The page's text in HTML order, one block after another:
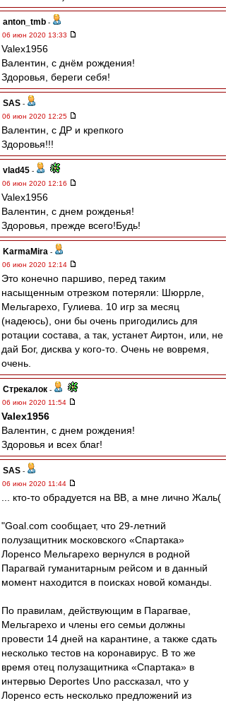
anton_tmb -
06 июн 2020 13:33
Valex1956
Валентин, с днём рождения!
Здоровья, береги себя!
SAS -
06 июн 2020 12:25
Валентин, с ДР и крепкого
Здоровья!!!
vlad45 -
06 июн 2020 12:16
Valex1956
Валентин, с днем рожденья!
Здоровья, прежде всего!Будь!
KarmaMira -
06 июн 2020 12:14
Это конечно паршиво, перед таким
насыщенным отрезком потеряли: Шюррле,
Мельгарехо, Гулиева. 10 игр за месяц
(надеюсь), они бы очень пригодились для
ротации состава, а так, устанет Аиртон, или, не
дай Бог, дисква у кого-то. Очень не вовремя,
очень.
Стрекалок -
06 июн 2020 11:54
Valex1956
Валентин, с днем рождения!
Здоровья и всех благ!
SAS -
06 июн 2020 11:44
... кто-то обрадуется на ВВ, а мне лично Жаль(
"Goal.com сообщает, что 29-летний
полузащитник московского «Спартака»
Лоренсо Мельгарехо вернулся в родной
Парагвай гуманитарным рейсом и в данный
момент находится в поисках новой команды.
По правилам, действующим в Парагвае,
Мельгарехо и члены его семьи должны
провести 14 дней на карантине, а также сдать
несколько тестов на коронавирус. В то же
время отец полузащитника «Спартака» в
интервью Deportes Uno рассказал, что у
Лоренсо есть несколько предложений из